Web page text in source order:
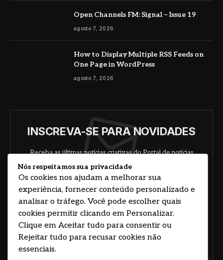
Open Channels FM: Signal – Issue 19
agosto 7, 2026
How to Display Multiple RSS Feeds on
One Page in WordPress
agosto 7, 2026
INSCREVA-SE PARA NOVIDADES
Receba as últimas notícias criativas do Portal de notícias
sobre arte, design e negócios.
Concorde com nossos termos e acordo de
Nós respeitamos sua privacidade
Os cookies nos ajudam a melhorar sua
experiência, fornecer conteúdo personalizado e
analisar o tráfego. Você pode escolher quais
cookies permitir clicando em Personalizar.
Clique em Aceitar tudo para consentir ou
Rejeitar tudo para recusar cookies não
essenciais.